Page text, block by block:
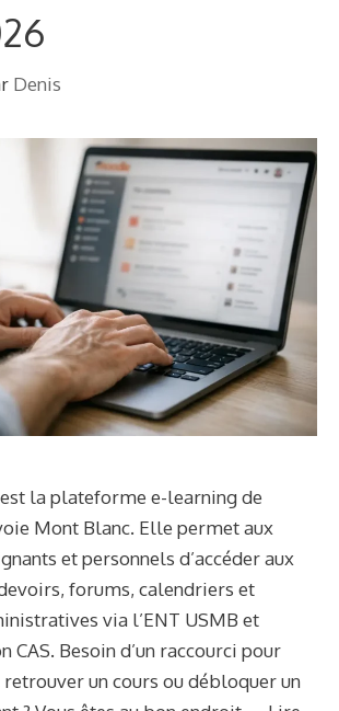
Denis
la plateforme e-learning de
Mont Blanc. Elle permet aux
et personnels d’accéder aux
forums, calendriers et
via l’ENT USMB et
CAS. Besoin d’un raccourci pour
retrouver un cours ou débloquer un